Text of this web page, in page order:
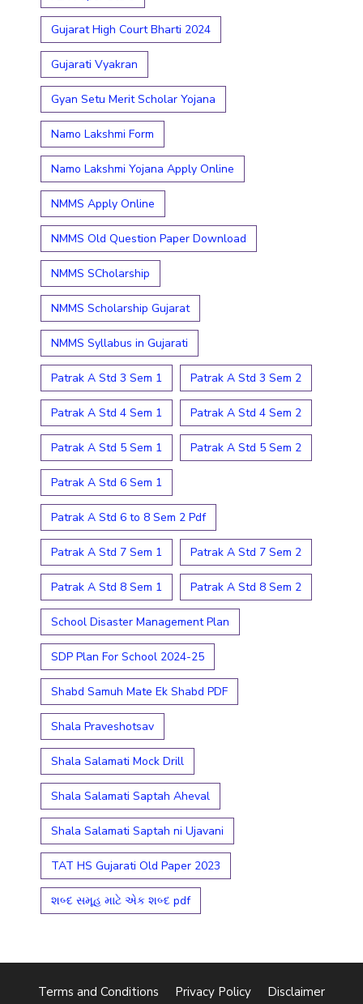
Gujarat High Court Bharti 2024
Gujarati Vyakran
Gyan Setu Merit Scholar Yojana
Namo Lakshmi Form
Namo Lakshmi Yojana Apply Online
NMMS Apply Online
NMMS Old Question Paper Download
NMMS SCholarship
NMMS Scholarship Gujarat
NMMS Syllabus in Gujarati
Patrak A Std 3 Sem 1 Patrak A Std 3 Sem 2
Patrak A Std 4 Sem 1 Patrak A Std 4 Sem 2
Patrak A Std 5 Sem 1 Patrak A Std 5 Sem 2
Patrak A Std 6 Sem 1
Patrak A Std 6 to 8 Sem 2 Pdf
Patrak A Std 7 Sem 1 Patrak A Std 7 Sem 2
Patrak A Std 8 Sem 1 Patrak A Std 8 Sem 2
School Disaster Management Plan
SDP Plan For School 2024-25
Shabd Samuh Mate Ek Shabd PDF
Shala Praveshotsav
Shala Salamati Mock Drill
Shala Salamati Saptah Aheval
Shala Salamati Saptah ni Ujavani
TAT HS Gujarati Old Paper 2023
શબ્દ સમૂહ માટે એક શબ્દ pdf
Terms and Conditions Privacy Policy Disclaimer